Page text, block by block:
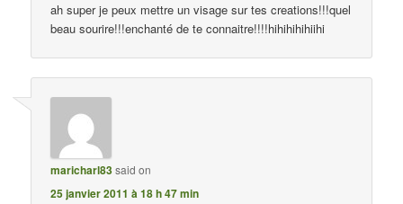
ah super je peux mettre un visage sur tes creations!!!quel
beau sourire!!!enchanté de te connaitre!!!!hihihihihiihi
maricharl83said on
25 janvier 2011 à 18 h 47 min